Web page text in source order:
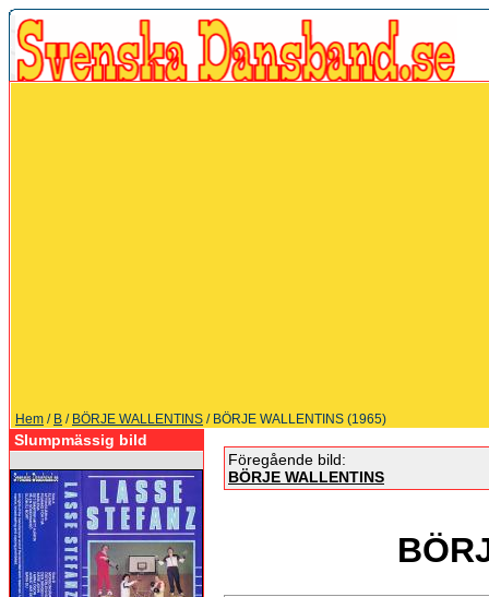
Hem / B / BÖRJE WALLENTINS / BÖRJE WALLENTINS (1965)
Slumpmässig bild
Föregående bild:
BÖRJE WALLENTINS